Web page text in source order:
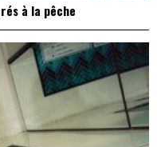
à la pêche